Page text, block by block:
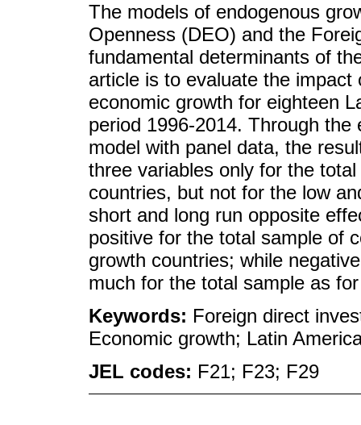
The models of endogenous
Openness (DEO) and the
fundamental determinants of
article is to evaluate the
economic growth for eighteen
period 1996-2014. Through
model with panel data, the
three variables only for the
countries, but not for the low
short and long run opposite
positive for the total sample of
growth countries; while
much for the total sample as
Keywords: Foreign direct
Economic growth; Latin
JEL codes: F21; F23; F29